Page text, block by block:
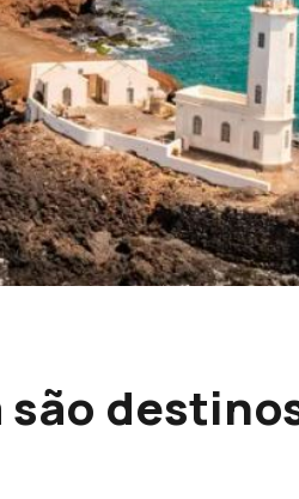
são